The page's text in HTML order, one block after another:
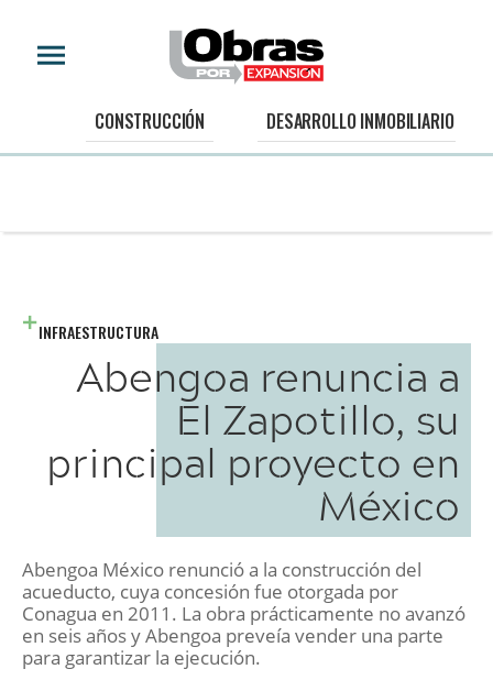
CONSTRUCCIÓN DESARROLLO INMOBILIARIO
INFRAESTRUCTURA
Abengoa renuncia a
El Zapotillo, su
principal proyecto en
México
Abengoa México renunció a la construcción del
acueducto, cuya concesión fue otorgada por
Conagua en 2011. La obra prácticamente no avanzó
en seis años y Abengoa preveía vender una parte
para garantizar la ejecución.